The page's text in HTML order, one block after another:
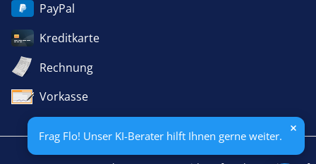
Frag Flo! Unser KI-Berater hilft Ihnen gerne weiter.
PayPal
Kreditkarte
Rechnung
Vorkasse